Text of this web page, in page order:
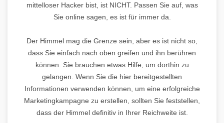
mittelloser Hacker bist, ist NICHT. Passen Sie auf, was
Sie online sagen, es ist für immer da.
Der Himmel mag die Grenze sein, aber es ist nicht so,
dass Sie einfach nach oben greifen und ihn berühren
können. Sie brauchen etwas Hilfe, um dorthin zu
gelangen. Wenn Sie die hier bereitgestellten
Informationen verwenden können, um eine erfolgreiche
Marketingkampagne zu erstellen, sollten Sie feststellen,
dass der Himmel definitiv in Ihrer Reichweite ist.